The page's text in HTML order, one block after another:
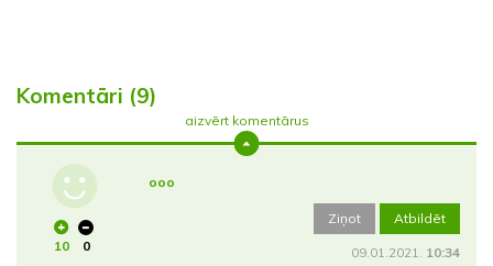
Komentāri (9)
aizvērt komentārus
10 0
ooo
Ziņot Atbildēt
09.01.2021. 10:34